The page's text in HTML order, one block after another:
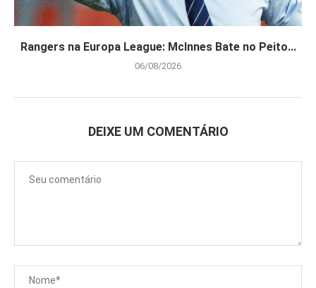
Rangers na Europa League: McInnes Bate no Peito...
06/08/2026
DEIXE UM COMENTÁRIO